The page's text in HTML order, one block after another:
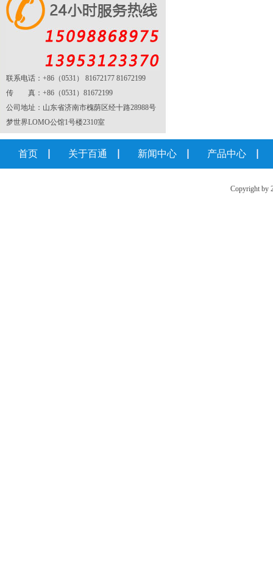
联系电话：+86（0531） 81672177 81672199
传 真：+86（0531）81672199
公司地址：山东省济南市槐荫区经十路28988号
梦世界LOMO公馆1号楼2310室
首页 关于百通 新闻中心 产品中心
Copyright by